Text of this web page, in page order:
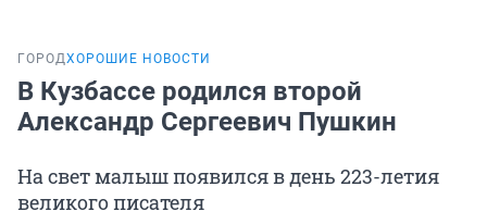
ГОРОДХОРОШИЕ НОВОСТИ
В Кузбассе родился второй
Александр Сергеевич Пушкин
На свет малыш появился в день 223-летия
великого писателя